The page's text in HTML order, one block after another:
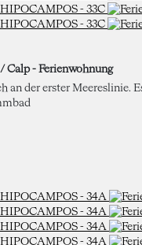
Calp - Ferienwohnung
an der erster Meereslinie.